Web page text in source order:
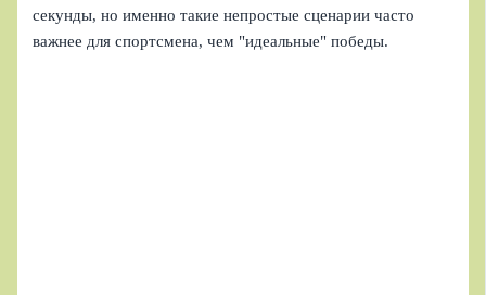
секунды, но именно такие непростые сценарии часто
важнее для спортсмена, чем "идеальные" победы.